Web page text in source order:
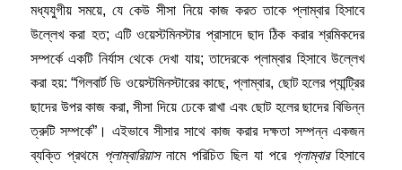
মধ্যযুগীয় সময়ে, যে কেউ সীসা নিয়ে কাজ করত তাকে প্লাম্বার হিসাবে
উল্লেখ করা হত; এটি ওয়েস্টমিনস্টার প্রাসাদে ছাদ ঠিক করার শ্রমিকদের
সম্পর্কে একটি নির্যাস থেকে দেখা যায়; তাদেরকে প্লাম্বার হিসাবে উল্লেখ
করা হয়: “গিলবার্ট ডি ওয়েস্টমিনস্টারের কাছে, প্লাম্বার, ছোট হলের প্যান্ট্রির
ছাদের উপর কাজ করা, সীসা দিয়ে ঢেকে রাখা এবং ছোট হলের ছাদের বিভিন্ন
ত্রুটি সম্পর্কে”। এইভাবে সীসার সাথে কাজ করার দক্ষতা সম্পন্ন একজন
ব্যক্তি প্রথমে প্লাম্বারিয়াসনামে পরিচিত ছিল যা পরে প্লাম্বারহিসাবে